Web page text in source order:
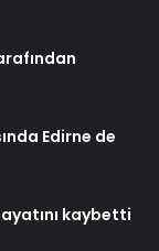
Edirne de
kaybetti